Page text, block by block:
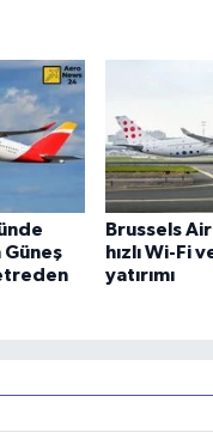
Güneş
Brussels
hızlı Wi-Fi
yatırımı